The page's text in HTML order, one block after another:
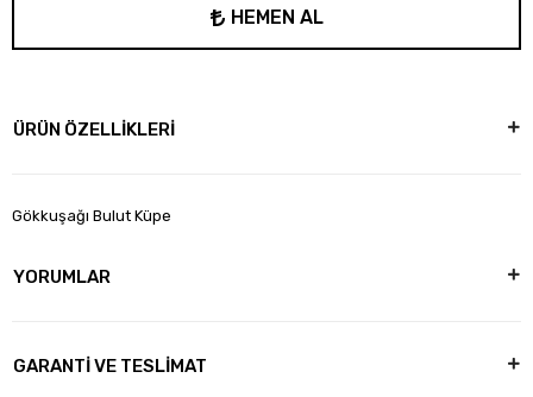
HEMEN AL
ÜRÜN ÖZELLİKLERİ
Gökkuşağı Bulut Küpe
YORUMLAR
GARANTİ VE TESLİMAT